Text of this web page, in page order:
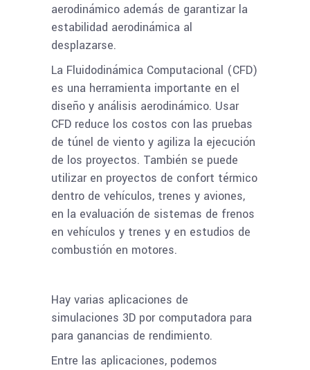
aerodinámico además de garantizar la
estabilidad aerodinámica al
desplazarse.
La Fluidodinámica Computacional (CFD)
es una herramienta importante en el
diseño y análisis aerodinámico. Usar
CFD reduce los costos con las pruebas
de túnel de viento y agiliza la ejecución
de los proyectos. También se puede
utilizar en proyectos de confort térmico
dentro de vehículos, trenes y aviones,
en la evaluación de sistemas de frenos
en vehículos y trenes y en estudios de
combustión en motores.
Hay varias aplicaciones de
simulaciones 3D por computadora para
para ganancias de rendimiento.
Entre las aplicaciones, podemos